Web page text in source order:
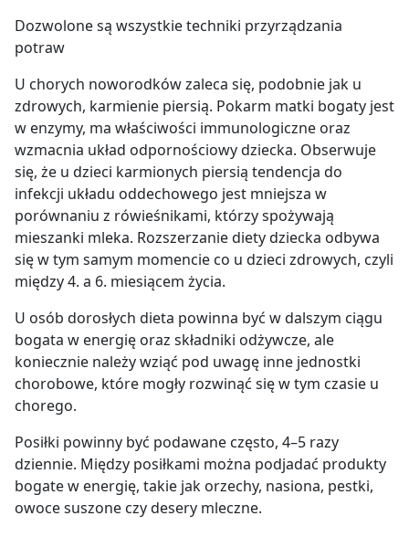
Dozwolone są wszystkie techniki przyrządzania
potraw
U chorych noworodków zaleca się, podobnie jak u
zdrowych, karmienie piersią. Pokarm matki bogaty jest
w enzymy, ma właściwości immunologiczne oraz
wzmacnia układ odpornościowy dziecka. Obserwuje
się, że u dzieci karmionych piersią tendencja do
infekcji układu oddechowego jest mniejsza w
porównaniu z rówieśnikami, którzy spożywają
mieszanki mleka. Rozszerzanie diety dziecka odbywa
się w tym samym momencie co u dzieci zdrowych, czyli
między 4. a 6. miesiącem życia.
U osób dorosłych dieta powinna być w dalszym ciągu
bogata w energię oraz składniki odżywcze, ale
koniecznie należy wziąć pod uwagę inne jednostki
chorobowe, które mogły rozwinąć się w tym czasie u
chorego.
Posiłki powinny być podawane często, 4–5 razy
dziennie. Między posiłkami można podjadać produkty
bogate w energię, takie jak orzechy, nasiona, pestki,
owoce suszone czy desery mleczne.